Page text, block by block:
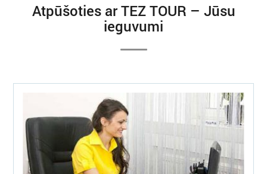
Atpūšoties ar TEZ TOUR – Jūsu
ieguvumi